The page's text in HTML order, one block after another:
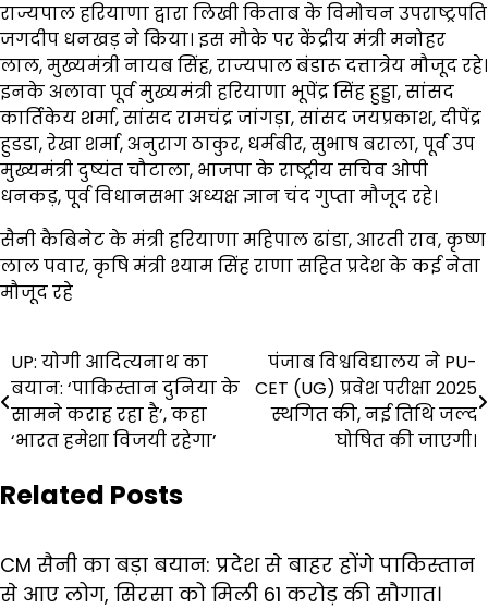
राज्यपाल हरियाणा द्वारा लिखी किताब के विमोचन उपराष्ट्रपति
जगदीप धनखड़ ने किया। इस मौके पर केंद्रीय मंत्री मनोहर
लाल, मुख्यमंत्री नायब सिंह, राज्यपाल बंडारू दत्तात्रेय मौजूद रहे।
इनके अलावा पूर्व मुख्यमंत्री हरियाणा भूपेंद्र सिंह हुड्डा, सांसद
कार्तिकेय शर्मा, सांसद रामचंद्र जांगड़ा, सांसद जयप्रकाश, दीपेंद्र
हुडडा, रेखा शर्मा, अनुराग ठाकुर, धर्मबीर, सुभाष बराला, पूर्व उप
मुख्यमंत्री दुष्यंत चौटाला, भाजपा के राष्ट्रीय सचिव ओपी
धनकड़, पूर्व विधानसभा अध्यक्ष ज्ञान चंद गुप्ता मौजूद रहे।
सैनी कैबिनेट के मंत्री हरियाणा महिपाल ढांडा, आरती राव, कृष्ण
लाल पवार, कृषि मंत्री श्याम सिंह राणा सहित प्रदेश के कई नेता
मौजूद रहे
Post
navigation
UP: योगी आदित्यनाथ का
बयान: ‘पाकिस्तान दुनिया के
सामने कराह रहा है’, कहा
‘भारत हमेशा विजयी रहेगा’
पंजाब विश्वविद्यालय ने PU-
CET (UG) प्रवेश परीक्षा 2025
स्थगित की, नई तिथि जल्द
घोषित की जाएगी।
Related Posts
CM सैनी का बड़ा बयान: प्रदेश से बाहर होंगे पाकिस्तान
से आए लोग, सिरसा को मिली 61 करोड़ की सौगात।